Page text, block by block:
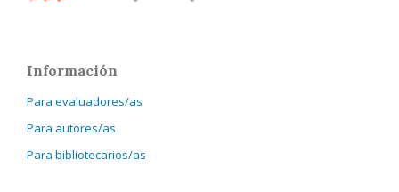
Información
Para evaluadores/as
Para autores/as
Para bibliotecarios/as